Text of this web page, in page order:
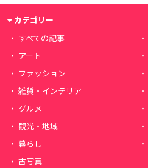
カテゴリー
すべての記事
アート
ファッション
雑貨・インテリア
グルメ
観光・地域
暮らし
古写真